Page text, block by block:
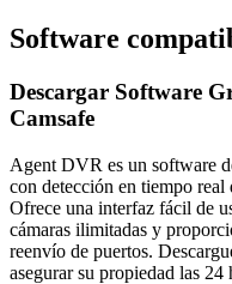
Software
Descargar Software
Camsafe
Agent DVR es un software
con detección en tiempo real
Ofrece una interfaz fácil de
cámaras ilimitadas y
reenvío de puertos.
asegurar su propiedad las 24